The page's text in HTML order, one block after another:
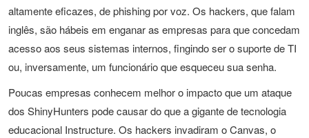
altamente eficazes, de phishing por voz. Os hackers, que falam
inglês, são hábeis em enganar as empresas para que concedam
acesso aos seus sistemas internos, fingindo ser o suporte de TI
ou, inversamente, um funcionário que esqueceu sua senha.
Poucas empresas conhecem melhor o impacto que um ataque
dos ShinyHunters pode causar do que a gigante de tecnologia
educacional Instructure. Os hackers invadiram o Canvas, o